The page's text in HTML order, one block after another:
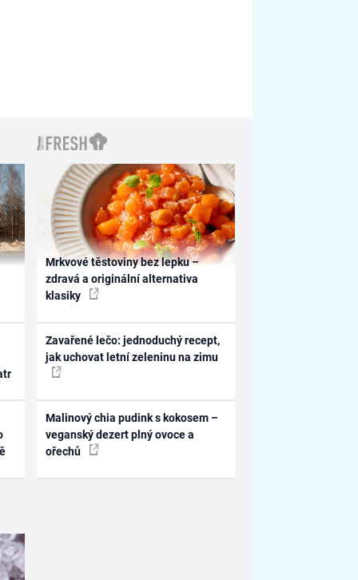
Mrkvové těstoviny bez lepku –
zdravá a originální alternativa
klasiky
Zavařené lečo: jednoduchý recept,
jak uchovat letní zeleninu na zimu
Malinový chia pudink s kokosem –
veganský dezert plný ovoce a
ořechů